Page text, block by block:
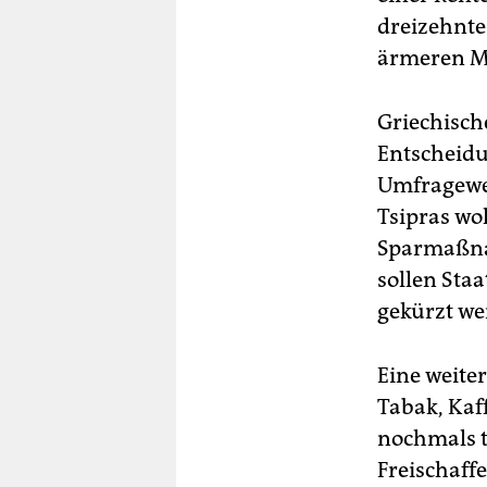
ärmeren
Tsipras
sollen
gekürzt
Eine
Tabak,
nochmals